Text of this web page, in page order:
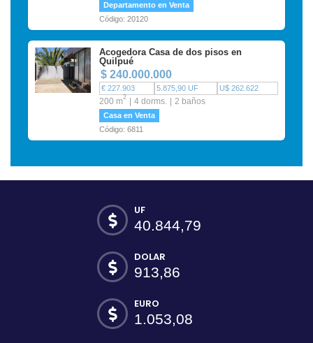
Departamento en Venta
Código: 20120
Acogedora Casa de dos pisos en
Quilpué
$ 240.000.000
€ 227.903 5.875,90 UF U$ 262.622
200 m2 4 dorms. 2 baños
Casa en Venta
Código: 6811
UF
40.844,79
DOLAR
913,86
EURO
1.053,08